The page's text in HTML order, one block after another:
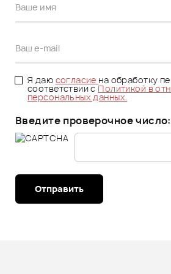
Я даю согласие на обработку
соответствии сПолитикой в
персональных данных.
Введите проверочное число:
Отправить